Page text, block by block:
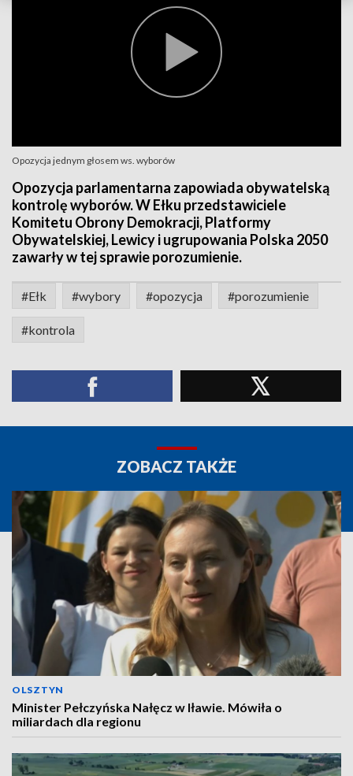
Opozycja jednym głosem ws. wyborów
Opozycja parlamentarna zapowiada obywatelską
kontrolę wyborów. W Ełku przedstawiciele
Komitetu Obrony Demokracji, Platformy
Obywatelskiej, Lewicy i ugrupowania Polska 2050
zawarły w tej sprawie porozumienie.
#Ełk #wybory #opozycja #porozumienie
#kontrola
ZOBACZ TAKŻE
OLSZTYN
Minister Pełczyńska Nałęcz w Iławie. Mówiła o
miliardach dla regionu